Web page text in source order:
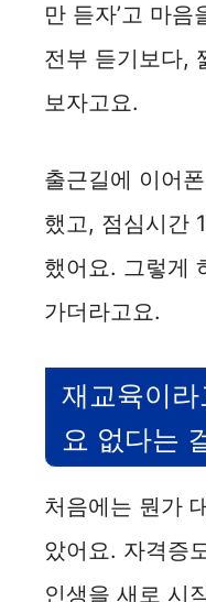
만 듣자’고 마
전부 듣기보다,
보자고요.
출근길에 이어
했고, 점심시간
했어요. 그렇게
가더라고요.
재교육이
요 없다는
처음에는 뭔가
았어요. 자격증
인생을 새로 시